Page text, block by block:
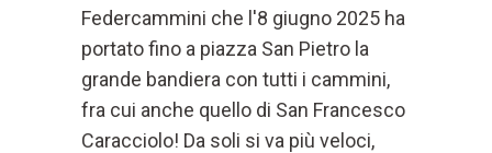
Federcammini che l'8 giugno 2025 ha
portato fino a piazza San Pietro la
grande bandiera con tutti i cammini,
fra cui anche quello di San Francesco
Caracciolo! Da soli si va più veloci,